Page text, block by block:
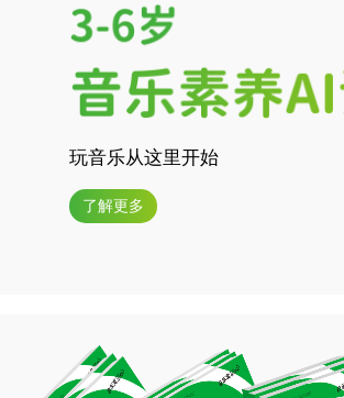
玩音乐从这里开始
了解更多